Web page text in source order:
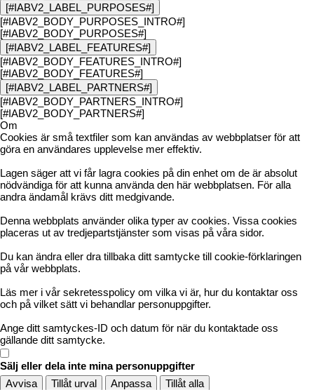
[#IABV2_LABEL_PURPOSES#]
[#IABV2_BODY_PURPOSES_INTRO#]
[#IABV2_BODY_PURPOSES#]
[#IABV2_LABEL_FEATURES#]
[#IABV2_BODY_FEATURES_INTRO#]
[#IABV2_BODY_FEATURES#]
[#IABV2_LABEL_PARTNERS#]
[#IABV2_BODY_PARTNERS_INTRO#]
[#IABV2_BODY_PARTNERS#]
Om
Cookies är små textfiler som kan användas av webbplatser för att
göra en användares upplevelse mer effektiv.
Lagen säger att vi får lagra cookies på din enhet om de är absolut
nödvändiga för att kunna använda den här webbplatsen. För alla
andra ändamål krävs ditt medgivande.
Denna webbplats använder olika typer av cookies. Vissa cookies
placeras ut av tredjepartstjänster som visas på våra sidor.
Du kan ändra eller dra tillbaka ditt samtycke till cookie-förklaringen
på vår webbplats.
Läs mer i vår sekretesspolicy om vilka vi är, hur du kontaktar oss
och på vilket sätt vi behandlar personuppgifter.
Ange ditt samtyckes-ID och datum för när du kontaktade oss
gällande ditt samtycke.
Sälj eller dela inte mina personuppgifter
Avvisa
Tillåt urval Anpassa Tillåt alla